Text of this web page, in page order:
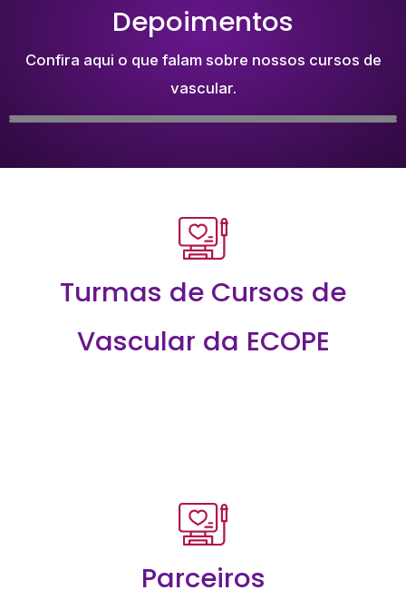
Depoimentos
Confira aqui o que falam sobre nossos cursos de
vascular.
Turmas de Cursos de
Vascular da ECOPE
Parceiros